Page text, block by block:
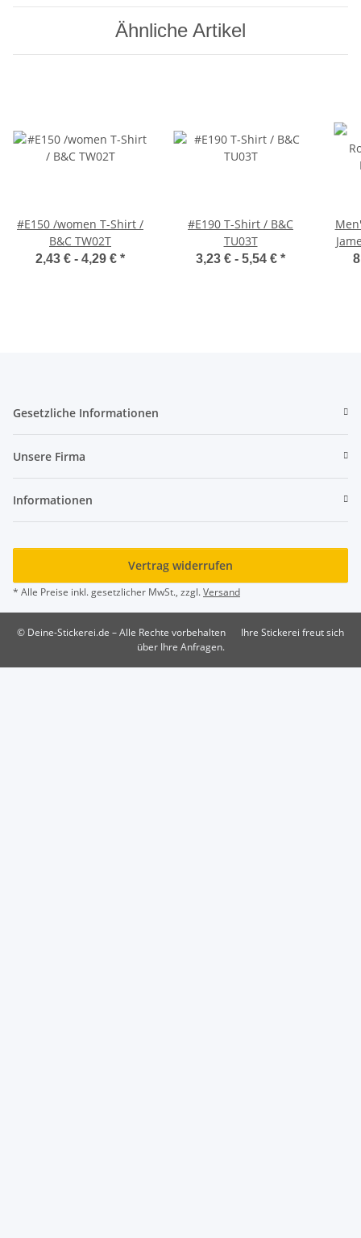
Ähnliche Artikel
#E150 /women T-Shirt /
B&C TW02T
2,43 € - 4,29 € *
#E190 T-Shirt / B&C
TU03T
3,23 € - 5,54 € *
Gesetzliche Informationen
Unsere Firma
Informationen
Vertrag widerrufen
* Alle Preise inkl. gesetzlicher MwSt., zzgl.Versand
© Deine-Stickerei.de – Alle Rechte vorbehalten
Ihre Stickerei freut sich
über Ihre Anfragen.